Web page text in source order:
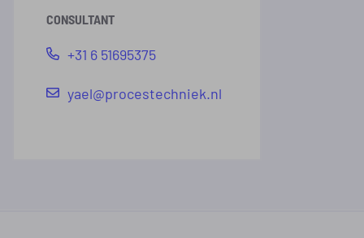
CONSULTANT
+31 6 51695375
yael@procestechniek.nl